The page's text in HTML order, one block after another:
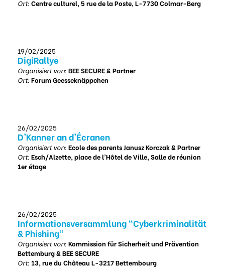
Ort: Centre culturel, 5 rue de la Poste, L-7730 Colmar-Berg
19/02/2025
DigiRallye
Organisiert von: BEE SECURE & Partner
Ort: Forum Geesseknäppchen
26/02/2025
D'Kanner an d'Écranen
Organisiert von: Ecole des parents Janusz Korczak & Partner
Ort: Esch/Alzette, place de l’Hôtel de Ville, Salle de réunion
1er étage
26/02/2025
Informationsversammlung "Cyberkriminalität
& Phishing"
Organisiert von: Kommission für Sicherheit und Prävention
Bettemburg & BEE SECURE
Ort: 13, rue du Château L-3217 Bettembourg